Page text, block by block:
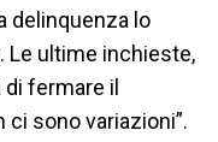
delinquenza lo
Le ultime inchieste,
fermare il
sono variazioni”.